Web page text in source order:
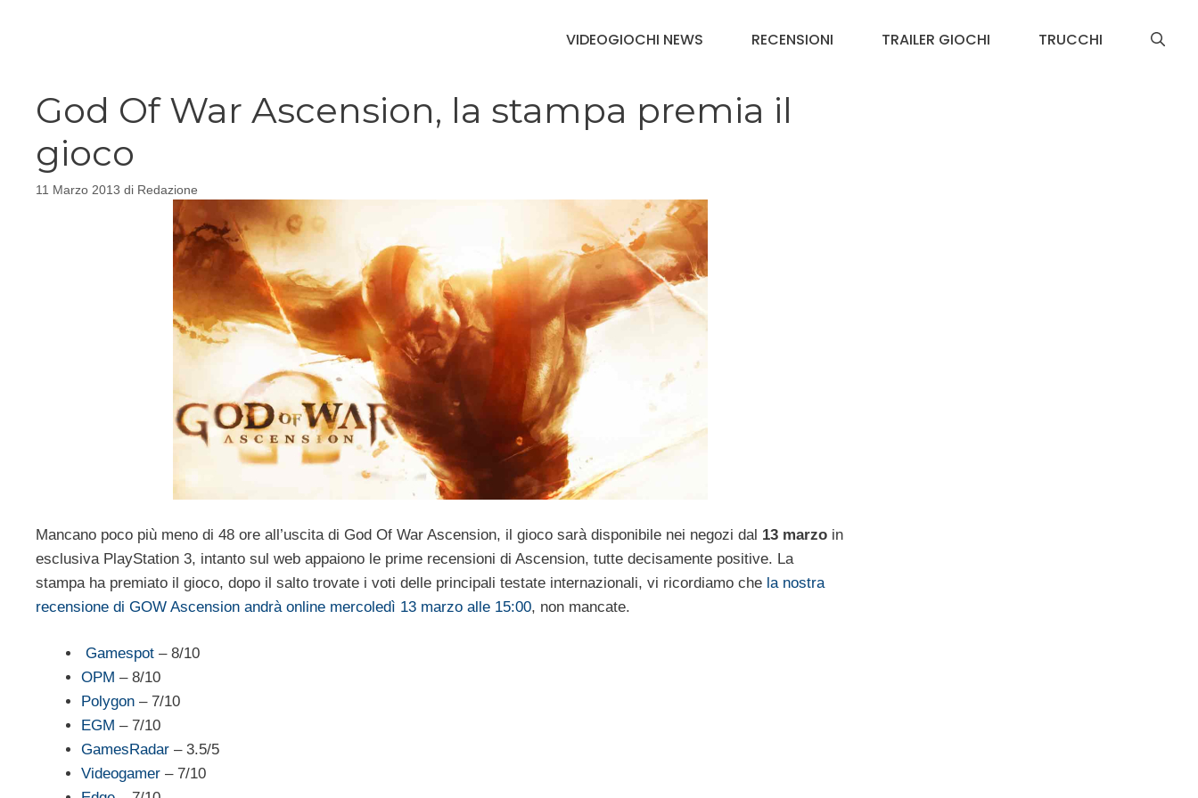
VIDEOGIOCHI NEWS RECENSIONI TRAILER GIOCHI TRUCCHI
God Of War Ascension, la stampa premia il
gioco
11 Marzo 2013 di Redazione
Mancano poco più meno di 48 ore all’uscita di God Of War Ascension, il gioco sarà disponibile nei negozi dal 13 marzo in
esclusiva PlayStation 3, intanto sul web appaiono le prime recensioni di Ascension, tutte decisamente positive. La
stampa ha premiato il gioco, dopo il salto trovate i voti delle principali testate internazionali, vi ricordiamo che la nostra
recensione di GOW Ascension andrà online mercoledì 13 marzo alle 15:00, non mancate.
Gamespot – 8/10
OPM – 8/10
Polygon – 7/10
EGM – 7/10
GamesRadar – 3.5/5
Videogamer – 7/10